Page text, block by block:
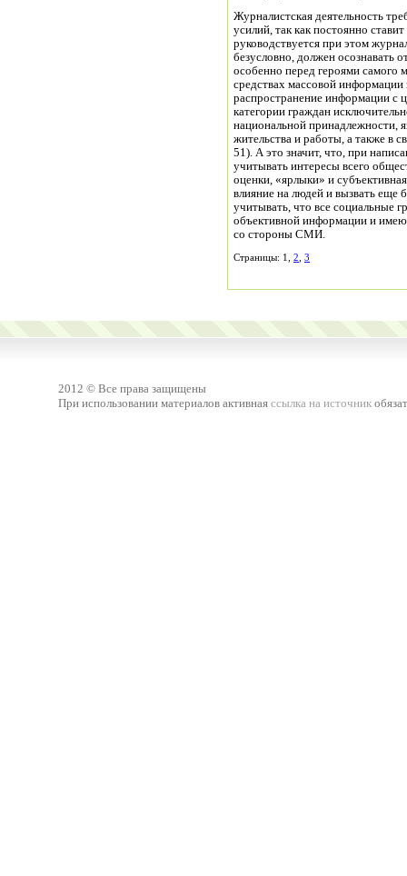
Журналистская деятельность
усилий, так как постоянно
руководствуется при этом
безусловно, должен осознавать
особенно перед героями самого
средствах массовой информации
распространение информации с
категории граждан
национальной принадлежности,
жительства и работы, а также в
51). А это значит, что, при
учитывать интересы всего
оценки, «ярлыки» и
влияние на людей и вызвать
учитывать, что все социальные
объективной информации и
со стороны СМИ.
Страницы: 1, 2 3
2012 © Все права защищены
При использовании материалов активная ссылка на источник